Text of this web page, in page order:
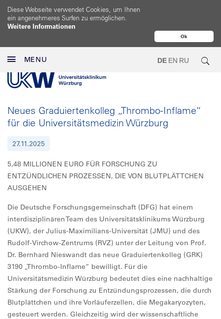
Ok
Diese Webseite verwendet Cookies, um Ihnen
ein angenehmeres Surfen zu ermöglichen.
Weitere Informationen
MENU DE EN RU
Neues Graduiertenkolleg „Thrombo-Inflame“
für die Universitätsmedizin Würzburg
27.11.2025
5,48 MILLIONEN EURO FÜR FORSCHUNG ZU
ENTZÜNDLICHEN PROZESSEN, DIE VON BLUTPLÄTTCHEN
AUSGEHEN
Die Deutsche Forschungsgemeinschaft (DFG) hat einem
interdisziplinären Team des Universitätsklinikums Würzburg
(UKW), der Julius-Maximilians-Universität (JMU) und des
Rudolf-Virchow-Zentrums (RVZ) unter der Leitung von Prof.
Dr. Bernhard Nieswandt das neue Graduiertenkolleg (GRK)
3190 „Thrombo-Inflame“ bewilligt. Für die
Universitätsmedizin Würzburg bedeutet dies eine nachhaltige
Stärkung der Forschung zu Entzündungsprozessen, die durch
Blutplättchen und ihre Vorläuferzellen, die Megakaryozyten,
gesteuert werden. Gleichzeitig wird der wissenschaftliche